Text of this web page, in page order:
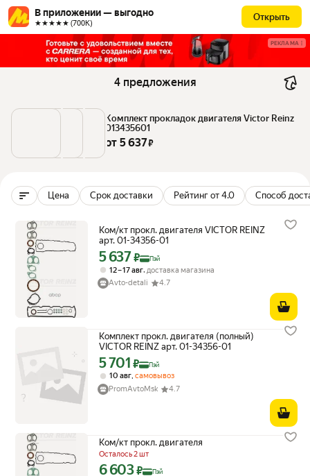
В приложении — выгодно
★★★★★ (700К)
Открыть
РЕКЛАМА
4 предложения
Комплект прокладок двигателя Victor Reinz
013435601
от 5 637 ₽
Цена Срок доставки Рейтинг от 4.0 Способ
Ком/кт прокл. двигателя VICTOR REINZ
арт. 01-34356-01
Цена с картой Яндекс Пэй 5637 ₽ вместо
5 637₽ Пэй
12 – 17 авг, доставка магазина
Avto-detali
4.7
Комплект прокл. двигателя (полный)
VICTOR REINZ арт. 01-34356-01
Цена с картой Яндекс Пэй 5701 ₽ вместо
5 701 ₽ Пэй
10 авг, самовывоз
PromAvtoMsk
4.7
Ком/кт прокл. двигателя
Осталось 2 шт
Цена с картой Яндекс Пэй 6603 ₽ вместо
6 603₽ Пэй